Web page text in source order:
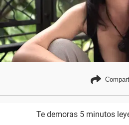
Te demoras 5 minutos